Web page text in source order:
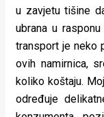
u zavjetu tišine
ubrana u
transport je neko
ovih namirnica,
koliko koštaju.
određuje